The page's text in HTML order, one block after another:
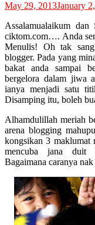
May 29, 2013January
Assalamualaikum
ciktom.com…. Anda
Menulis! Oh tak
blogger. Pada yang
bakat anda sampai
bergelora dalam jiwa
ianya menjadi satu
Disamping itu, boleh
Alhamdulillah meriah
arena blogging
kongsikan 3 maklumat
mencuba jana duit
Bagaimana caranya